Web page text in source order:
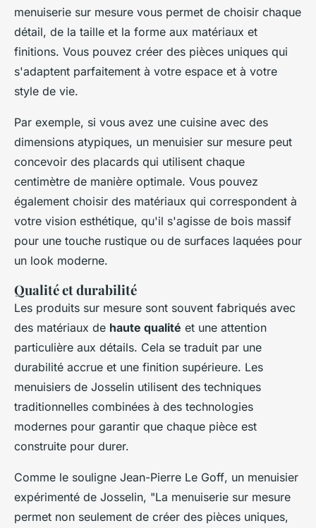
menuiserie sur mesure vous permet de choisir chaque
détail, de la taille et la forme aux matériaux et
finitions. Vous pouvez créer des pièces uniques qui
s'adaptent parfaitement à votre espace et à votre
style de vie.
Par exemple, si vous avez une cuisine avec des
dimensions atypiques, un menuisier sur mesure peut
concevoir des placards qui utilisent chaque
centimètre de manière optimale. Vous pouvez
également choisir des matériaux qui correspondent à
votre vision esthétique, qu'il s'agisse de bois massif
pour une touche rustique ou de surfaces laquées pour
un look moderne.
Qualité et durabilité
Les produits sur mesure sont souvent fabriqués avec
des matériaux de haute qualité et une attention
particulière aux détails. Cela se traduit par une
durabilité accrue et une finition supérieure. Les
menuisiers de Josselin utilisent des techniques
traditionnelles combinées à des technologies
modernes pour garantir que chaque pièce est
construite pour durer.
Comme le souligne Jean-Pierre Le Goff, un menuisier
expérimenté de Josselin, "La menuiserie sur mesure
permet non seulement de créer des pièces uniques,